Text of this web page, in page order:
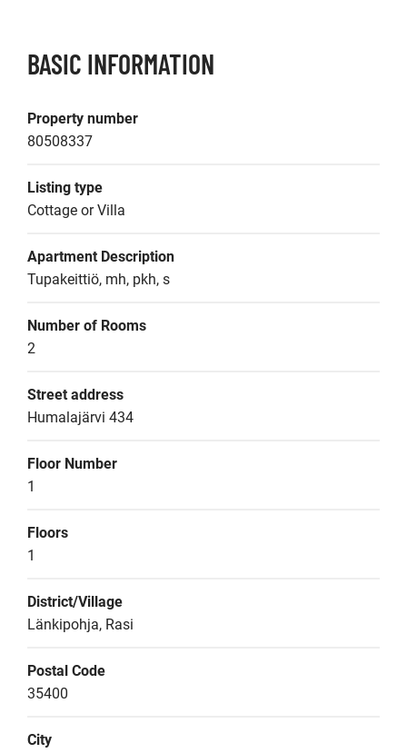
BASIC INFORMATION
Property number
80508337
Listing type
Cottage or Villa
Apartment Description
Tupakeittiö, mh, pkh, s
Number of Rooms
2
Street address
Humalajärvi 434
Floor Number
1
Floors
1
District/Village
Länkipohja, Rasi
Postal Code
35400
City